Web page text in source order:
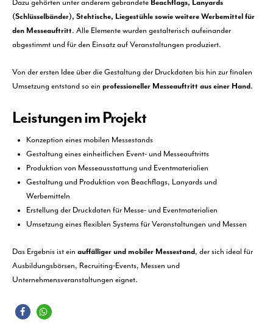
Dazu gehörten unter anderem gebrandete Beachflags, Lanyards
(Schlüsselbänder), Stehtische, Liegestühle sowie weitere Werbemittel für
den Messeauftritt. Alle Elemente wurden gestalterisch aufeinander
abgestimmt und für den Einsatz auf Veranstaltungen produziert.
Von der ersten Idee über die Gestaltung der Druckdaten bis hin zur finalen
Umsetzung entstand so ein professioneller Messeauftritt aus einer Hand.
Leistungen im Projekt
Konzeption eines mobilen Messestands
Gestaltung eines einheitlichen Event- und Messeauftritts
Produktion von Messeausstattung und Eventmaterialien
Gestaltung und Produktion von Beachflags, Lanyards und
Werbemitteln
Erstellung der Druckdaten für Messe- und Eventmaterialien
Umsetzung eines flexiblen Systems für Veranstaltungen und Messen
Das Ergebnis ist ein auffälliger und mobiler Messestand, der sich ideal für
Ausbildungsbörsen, Recruiting-Events, Messen und
Unternehmensveranstaltungen eignet.